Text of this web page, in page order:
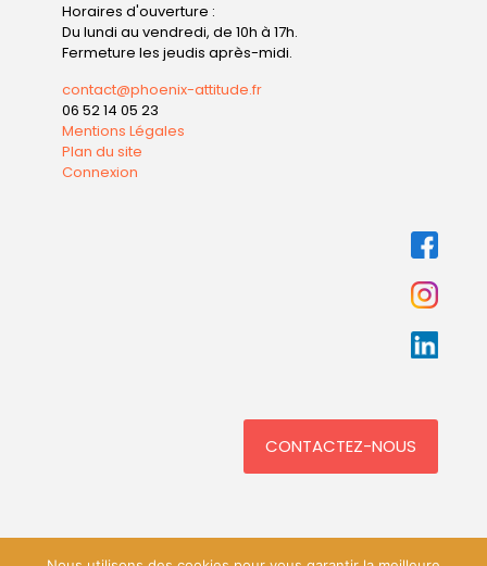
Horaires d'ouverture :
Du lundi au vendredi, de 10h à 17h.
Fermeture les jeudis après-midi.
contact@phoenix-attitude.fr
06 52 14 05 23
Mentions Légales
Plan du site
Connexion
CONTACTEZ-NOUS